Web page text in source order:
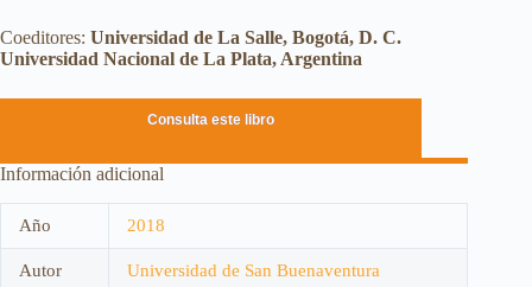
Coeditores: Universidad de La Salle, Bogotá, D. C.
Universidad Nacional de La Plata, Argentina
Consulta este libro
Información adicional
Año 2018
Autor Universidad de San Buenaventura